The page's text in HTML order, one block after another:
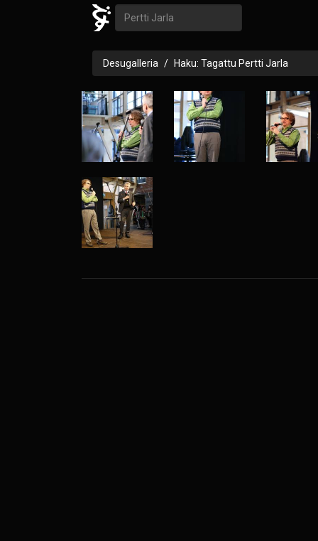
Desugalleria Haku: Tagattu Pertti Jarla